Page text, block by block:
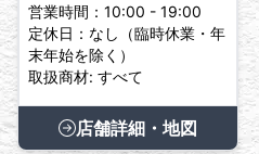
営業時間：10:00 - 19:00
定休日：なし（臨時休業・年
末年始を除く）
取扱商材: すべて
店舗詳細・地図